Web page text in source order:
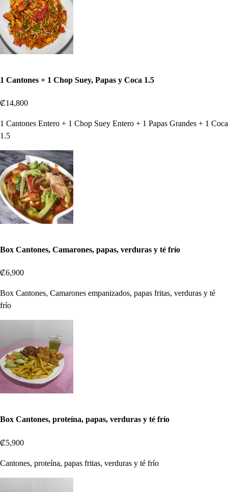
1 Cantones + 1 Chop Suey, Papas y Coca 1.5
₡14,800
1 Cantones Entero + 1 Chop Suey Entero + 1 Papas Grandes + 1 Coca
1.5
Box Cantones, Camarones, papas, verduras y té frío
₡6,900
Box Cantones, Camarones empanizados, papas fritas, verduras y té
frío
Box Cantones, proteína, papas, verduras y té frío
₡5,900
Cantones, proteína, papas fritas, verduras y té frío